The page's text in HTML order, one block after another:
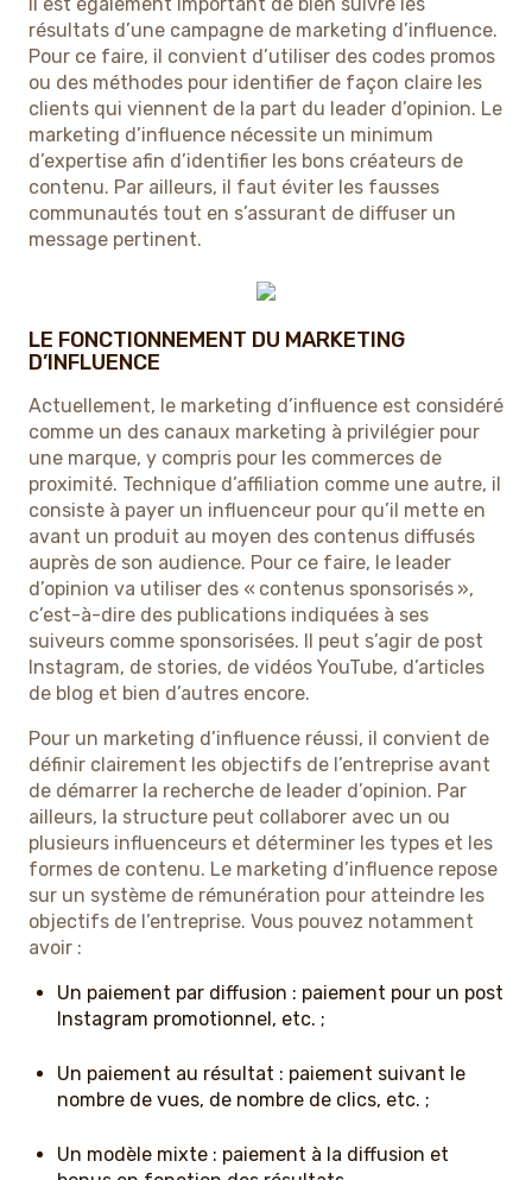
Il est également important de bien suivre les
résultats d’une campagne de marketing d’influence.
Pour ce faire, il convient d’utiliser des codes promos
ou des méthodes pour identifier de façon claire les
clients qui viennent de la part du leader d’opinion. Le
marketing d’influence nécessite un minimum
d’expertise afin d’identifier les bons créateurs de
contenu. Par ailleurs, il faut éviter les fausses
communautés tout en s’assurant de diffuser un
message pertinent.
LE FONCTIONNEMENT DU MARKETING
D’INFLUENCE
Actuellement, le marketing d’influence est considéré
comme un des canaux marketing à privilégier pour
une marque, y compris pour les commerces de
proximité. Technique d’affiliation comme une autre, il
consiste à payer un influenceur pour qu’il mette en
avant un produit au moyen des contenus diffusés
auprès de son audience. Pour ce faire, le leader
d’opinion va utiliser des « contenus sponsorisés »,
c’est-à-dire des publications indiquées à ses
suiveurs comme sponsorisées. Il peut s’agir de post
Instagram, de stories, de vidéos YouTube, d’articles
de blog et bien d’autres encore.
Pour un marketing d’influence réussi, il convient de
définir clairement les objectifs de l’entreprise avant
de démarrer la recherche de leader d’opinion. Par
ailleurs, la structure peut collaborer avec un ou
plusieurs influenceurs et déterminer les types et les
formes de contenu. Le marketing d’influence repose
sur un système de rémunération pour atteindre les
objectifs de l’entreprise. Vous pouvez notamment
avoir :
Un paiement par diffusion : paiement pour un post
Instagram promotionnel, etc. ;
Un paiement au résultat : paiement suivant le
nombre de vues, de nombre de clics, etc. ;
Un modèle mixte : paiement à la diffusion et